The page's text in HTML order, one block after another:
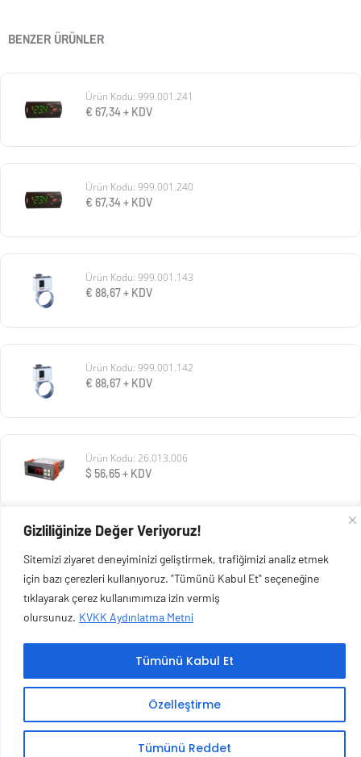
Gizliliğinize Değer Veriyoruz!
Sitemizi ziyaret deneyiminizi geliştirmek, trafiğimizi analiz etmek
için bazı çerezleri kullanıyoruz. "Tümünü Kabul Et" seçeneğine
tıklayarak çerez kullanımımıza izin vermiş
olursunuz. KVKK Aydınlatma Metni
Özelleştirme
Tümünü Reddet
Tümünü Kabul Et
BENZER ÜRÜNLER
Ürün Kodu: 999.001.241
€ 67,34+ KDV
Ürün Kodu: 999.001.240
€ 67,34+ KDV
Ürün Kodu: 999.001.143
€ 88,67+ KDV
Ürün Kodu: 999.001.142
€ 88,67+ KDV
Ürün Kodu: 26.013.006
$ 56,65+ KDV
€397,70+ KDV
Copyright © 2026 Esen Isıtma Soğutma İnşaat Ltd Şti | Tüm Hakları Saklıdır.